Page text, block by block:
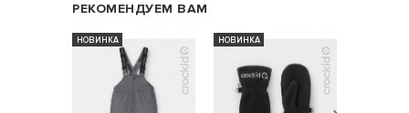
РЕКОМЕНДУЕМ ВАМ
НОВИНКА НОВИНКА